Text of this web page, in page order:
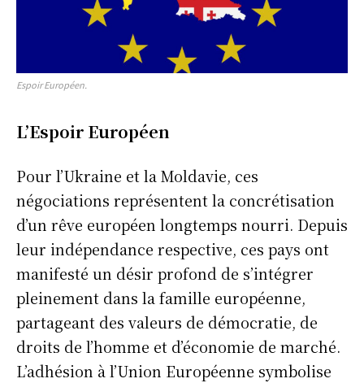
Espoir Européen.
L’Espoir Européen
Pour l’Ukraine et la Moldavie, ces
négociations représentent la concrétisation
d’un rêve européen longtemps nourri. Depuis
leur indépendance respective, ces pays ont
manifesté un désir profond de s’intégrer
pleinement dans la famille européenne,
partageant des valeurs de démocratie, de
droits de l’homme et d’économie de marché.
L’adhésion à l’Union Européenne symbolise